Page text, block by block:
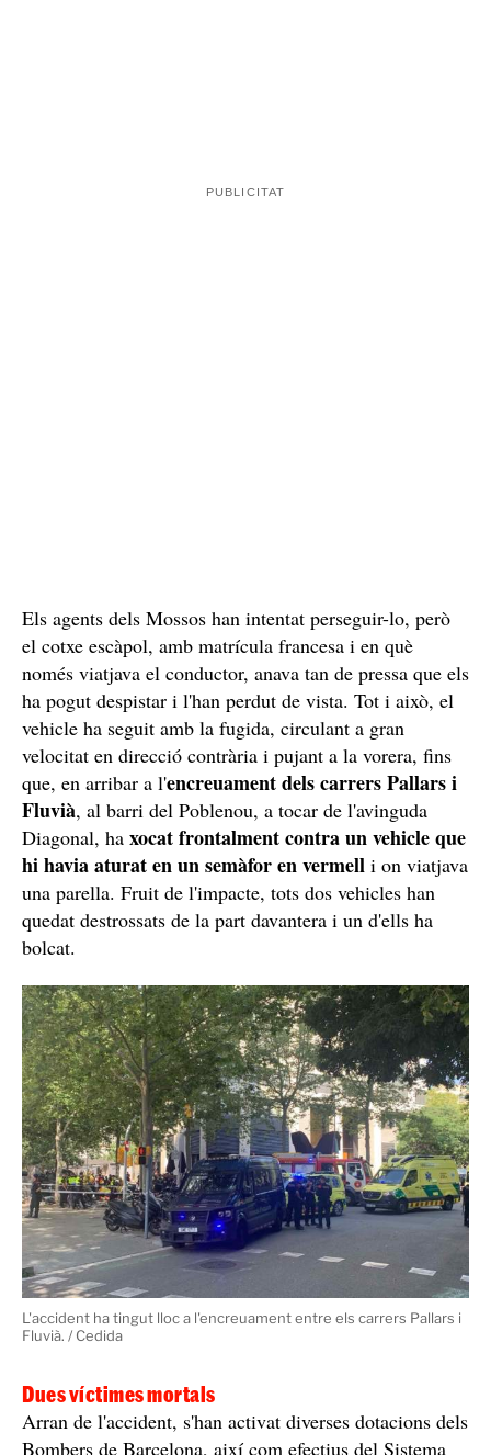
Els agents dels Mossos han intentat perseguir-lo, però
el cotxe escàpol, amb matrícula francesa i en què
només viatjava el conductor, anava tan de pressa que els
ha pogut despistar i l'han perdut de vista. Tot i això, el
vehicle ha seguit amb la fugida, circulant a gran
velocitat en direcció contrària i pujant a la vorera, fins
que, en arribar a l'encreuament dels carrers Pallars i
Fluvià, al barri del Poblenou, a tocar de l'avinguda
Diagonal, ha xocat frontalment contra un vehicle que
hi havia aturat en un semàfor en vermell i on viatjava
una parella. Fruit de l'impacte, tots dos vehicles han
quedat destrossats de la part davantera i un d'ells ha
bolcat.